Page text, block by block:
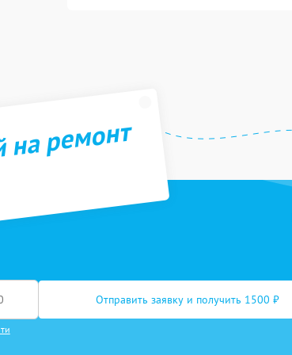
ремонт
Отправить заявку и получить 1500 ₽